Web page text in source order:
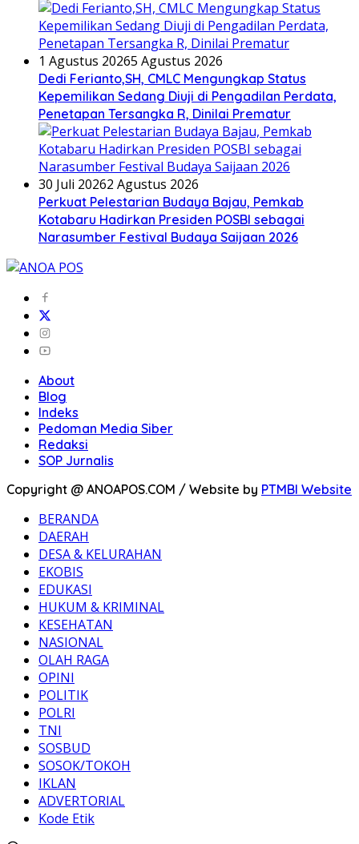
1 Agustus 20265 Agustus 2026
Dedi Ferianto,SH, CMLC Mengungkap Status
Kepemilikan Sedang Diuji di Pengadilan Perdata,
Penetapan Tersangka R, Dinilai Prematur
30 Juli 20262 Agustus 2026
Perkuat Pelestarian Budaya Bajau, Pemkab
Kotabaru Hadirkan Presiden POSBI sebagai
Narasumber Festival Budaya Saijaan 2026
About
Blog
Indeks
Pedoman Media Siber
Redaksi
SOP Jurnalis
Copyright @ ANOAPOS.COM / Website by PTMBI Website
BERANDA
DAERAH
DESA & KELURAHAN
EKOBIS
EDUKASI
HUKUM & KRIMINAL
KESEHATAN
NASIONAL
OLAH RAGA
OPINI
POLITIK
POLRI
TNI
SOSBUD
SOSOK/TOKOH
IKLAN
ADVERTORIAL
Kode Etik